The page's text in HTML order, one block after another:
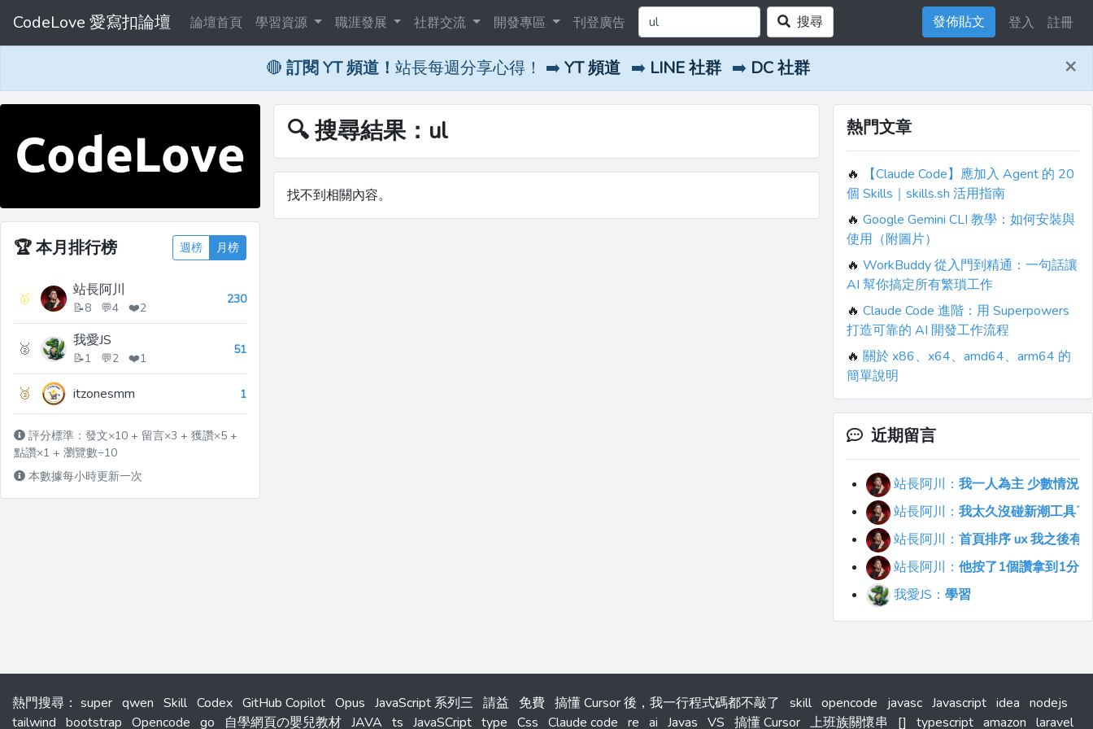
CodeLove 愛寫扣論壇 論壇首頁 學習資源 職涯發展 社群交流 開發專區 刊登廣告 搜尋 發佈貼文 登入 註冊
🔴 訂閱 YT 頻道！ 站長每週分享心得！ ➡️ YT 頻道 ➡️ LINE 社群 ➡️ DC 社群 ×
🏆本月排行榜 週榜 月榜
🥇 站長阿川
📝8 💬4 ❤️2
230
🥈 我愛JS
📝1 💬2 ❤️1
51
🥉 itzonesmm 1
評分標準：發文×10 + 留言×3 + 獲讚×5 +
點讚×1 + 瀏覽數÷10
本數據每小時更新一次
🔍 搜尋結果：ul
找不到相關內容。
熱門文章
🔥
【Claude Code】應加入 Agent 的 20
個 Skills｜skills.sh 活用指南
🔥 Google Gemini CLI 教學：如何安裝與
使用（附圖片）
🔥 WorkBuddy 從入門到精通：一句話讓
AI 幫你搞定所有繁瑣工作
🔥 Claude Code 進階：用 Superpowers
打造可靠的 AI 開發工作流程
🔥 關於 x86、x64、amd64、arm64 的
簡單說明
近期留言
站長阿川： 我一人為主 少數情況
站長阿川： 我太久沒碰新潮工具了
站長阿川： 首頁排序 ux 我之後有
站長阿川： 他按了1個讚拿到1分
我愛JS： 學習
熱門搜尋 ： super qwen Skill Codex GitHub Copilot Opus JavaScript 系列三 請益 免費 搞懂 Cursor 後，我一行程式碼都不敲了 skill opencode javasc Javascript idea nodejs
tailwind bootstrap Opencode go 自學網頁の嬰兒教材 JAVA ts JavaSCript type Css Claude code re ai Javas VS 搞懂 Cursor 上班族關懷串 [] typescript amazon laravel